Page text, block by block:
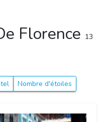
Florence 13
Nombre d'étoiles